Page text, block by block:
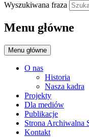
Wyszukiwana fraza
Menu główne
Menu główne
O nas
Historia
Nasza kadra
Projekty
Dla mediów
Publikacje
Strona Archiwalna
Kontakt